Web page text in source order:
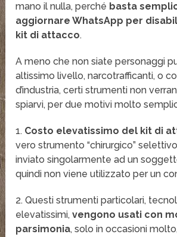
mano il nulla, perché basta
aggiornare WhatsApp per
kit di attacco.
A meno che non siate personaggi
altissimo livello, narcotrafficanti, o
d’industria, certi strumenti non
spiarvi, per due motivi molto
1. Costo elevatissimo del kit di
vero strumento “chirurgico”
inviato singolarmente ad un
quindi non viene utilizzato per un
2. Questi strumenti particolari,
elevatissimi,vengono usati con
parsimonia, solo in occasioni